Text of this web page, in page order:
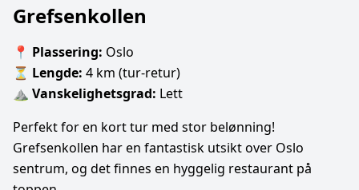
Grefsenkollen
📍 Plassering: Oslo
⏳ Lengde: 4 km (tur-retur)
⛰ Vanskelighetsgrad: Lett
Perfekt for en kort tur med stor belønning!
Grefsenkollen har en fantastisk utsikt over Oslo
sentrum, og det finnes en hyggelig restaurant på